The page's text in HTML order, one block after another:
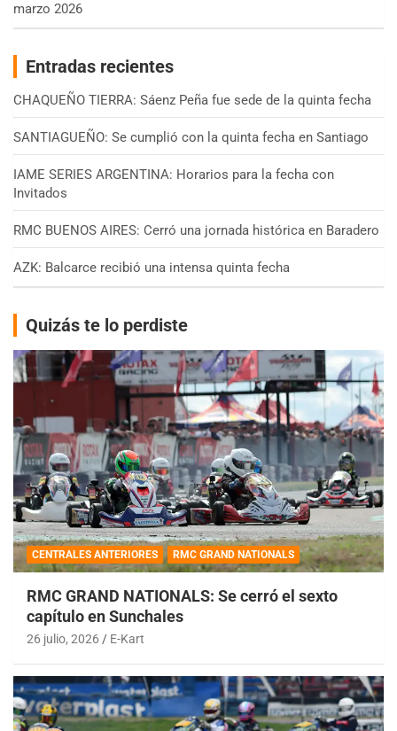
marzo 2026
Entradas recientes
CHAQUEÑO TIERRA: Sáenz Peña fue sede de la quinta fecha
SANTIAGUEÑO: Se cumplió con la quinta fecha en Santiago
IAME SERIES ARGENTINA: Horarios para la fecha con
Invitados
RMC BUENOS AIRES: Cerró una jornada histórica en Baradero
AZK: Balcarce recibió una intensa quinta fecha
Quizás te lo perdiste
CENTRALES ANTERIORES RMC GRAND NATIONALS
RMC GRAND NATIONALS: Se cerró el sexto
capítulo en Sunchales
26 julio, 2026 E-Kart